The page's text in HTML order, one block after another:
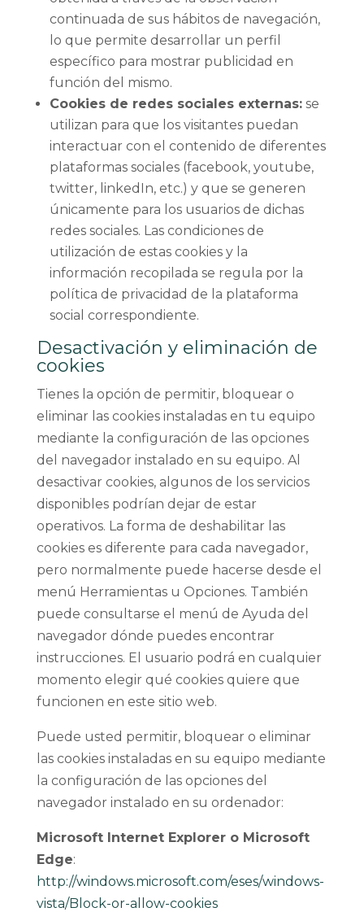
continuada de sus hábitos de navegación,
lo que permite desarrollar un perfil
específico para mostrar publicidad en
función del mismo.
Cookies de redes sociales externas:se
utilizan para que los visitantes puedan
interactuar con el contenido de diferentes
plataformas sociales (facebook, youtube,
twitter, linkedIn, etc.) y que se generen
únicamente para los usuarios de dichas
redes sociales. Las condiciones de
utilización de estas cookies y la
información recopilada se regula por la
política de privacidad de la plataforma
social correspondiente.
Desactivación y eliminación de
cookies
Tienes la opción de permitir, bloquear o
eliminar las cookies instaladas en tu equipo
mediante la configuración de las opciones
del navegador instalado en su equipo. Al
desactivar cookies, algunos de los servicios
disponibles podrían dejar de estar
operativos. La forma de deshabilitar las
cookies es diferente para cada navegador,
pero normalmente puede hacerse desde el
menú Herramientas u Opciones. También
puede consultarse el menú de Ayuda del
navegador dónde puedes encontrar
instrucciones. El usuario podrá en cualquier
momento elegir qué cookies quiere que
funcionen en este sitio web.
Puede usted permitir, bloquear o eliminar
las cookies instaladas en su equipo mediante
la configuración de las opciones del
navegador instalado en su ordenador:
Microsoft Internet Explorer o Microsoft
Edge:
http://windows.microsoft.com/eses/windows-
vista/Block-or-allow-cookies